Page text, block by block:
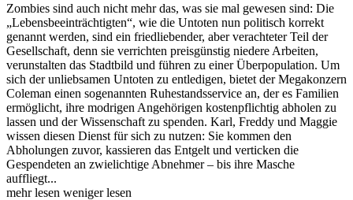
Zombies sind auch nicht mehr das, was sie mal gewesen sind: Die
„Lebensbeeinträchtigten“, wie die Untoten nun politisch korrekt
genannt werden, sind ein friedliebender, aber verachteter Teil der
Gesellschaft, denn sie verrichten preisgünstig niedere Arbeiten,
verunstalten das Stadtbild und führen zu einer Überpopulation. Um
sich der unliebsamen Untoten zu entledigen, bietet der Megakonzern
Coleman einen sogenannten Ruhestandsservice an, der es Familien
ermöglicht, ihre modrigen Angehörigen kostenpflichtig abholen zu
lassen und der Wissenschaft zu spenden. Karl, Freddy und Maggie
wissen diesen Dienst für sich zu nutzen: Sie kommen den
Abholungen zuvor, kassieren das Entgelt und verticken die
Gespendeten an zwielichtige Abnehmer – bis ihre Masche
auffliegt...
mehr lesen weniger lesen